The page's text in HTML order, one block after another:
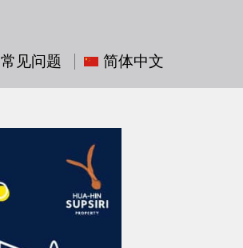
常见问题 简体中文